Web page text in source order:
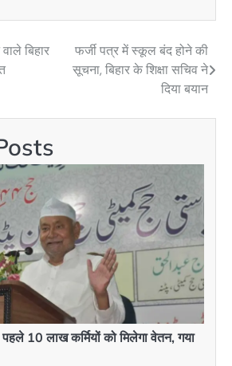
बिहार
फर्जी पत्र में स्कूल बंद होने की
सूचना, बिहार के शिक्षा सचिव ने
दिया बयान
10 लाख कर्मियों को मिलेगा वेतन, गया